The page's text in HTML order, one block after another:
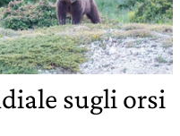
sugli orsi